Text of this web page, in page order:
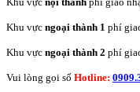
Khu vực ngoại thành 1 phí
Khu vực ngoại thành 2 phí
Vui lòng gọi số Hotline: